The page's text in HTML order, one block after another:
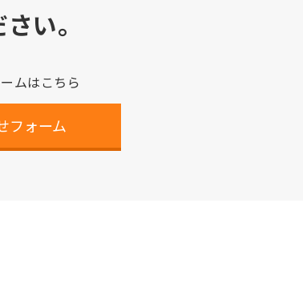
い。
ムはこちら
フォーム